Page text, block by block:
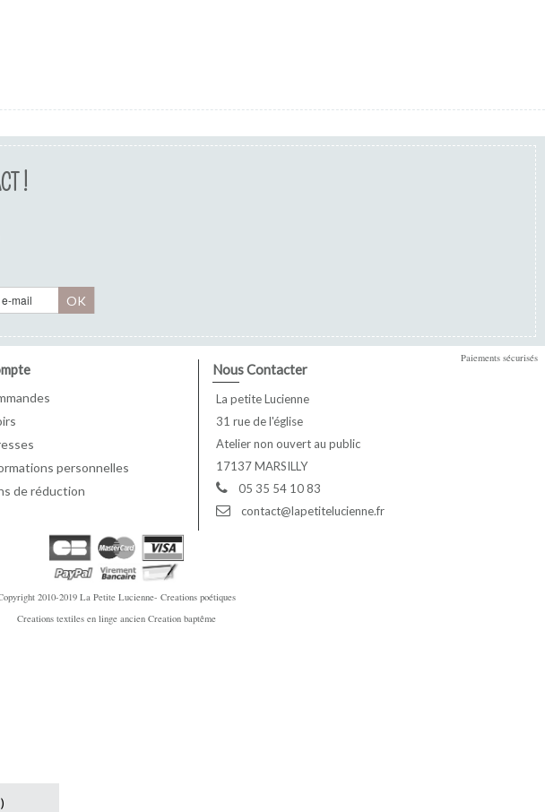
!
OK
personnelles
de réduction
Nous Contacter
La petite Lucienne
31 rue de l'église
Atelier non ouvert au public
17137 MARSILLY
05 35 54 10 83
contact@lapetitelucienne.fr
Paiements sécurisés
2010-2019 La Petite Lucienne- Creations poétiques
Creations textiles en linge ancien Creation baptême